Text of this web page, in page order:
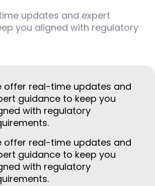
updates and expert
you aligned with regulatory
offer real-time updates and
guidance to keep you
with regulatory
offer real-time updates and
guidance to keep you
with regulatory